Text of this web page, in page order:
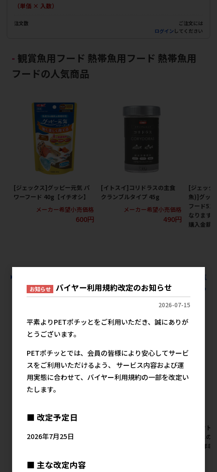
（単価 × 入数）
注文数
ご注文には
ログイン してください
観賞魚用フード 熱帯魚用フード 熱帯魚用
フードの人気商品
[ジェックス]グッピー元気 パ
ワーフード 40g【イチオシ】
メーカー希望小売価格
600円
[イトスイ]コリドラスの主食
クランブルタイプ 45g
メーカー希望小売価格
490円
[ジェック
魚)]グッ
フード
なります
購入金額
すべての観賞魚用フード 熱帯魚用フード 熱帯魚用フードの人気
商品を見る
600円
【アウト
リガニ
2027年8
お知らせ バイヤー利用規約改定のお知らせ
2026-07-15
平素よりPETポチッとをご利用いただき、誠にありが
とうございます。
PETポチッとでは、会員の皆様により安心してサービ
スをご利用いただけるよう、 サービス内容および運
用実態に合わせて、バイヤー利用規約の一部を改定い
たします。
■ 改定予定日
2026年7月25日
■ 主な改定内容